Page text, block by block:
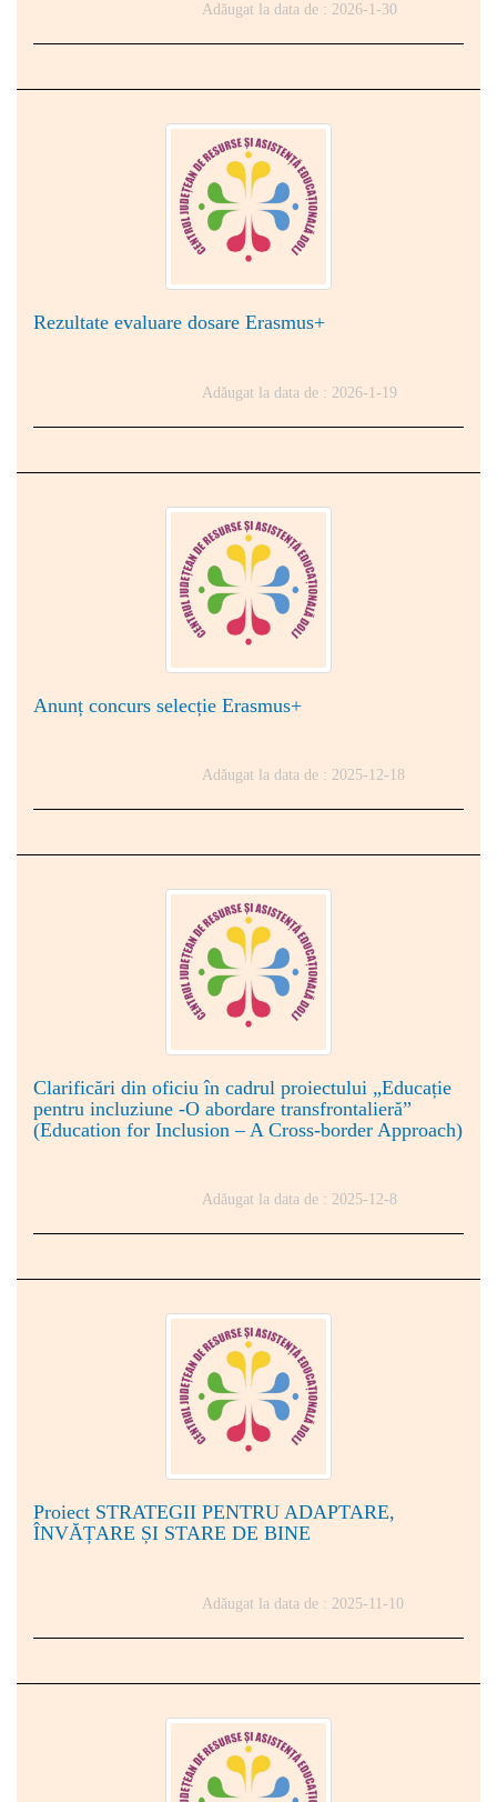
Adăugat la data de : 2026-1-30
Rezultate evaluare dosare Erasmus+
Adăugat la data de : 2026-1-19
Anunț concurs selecție Erasmus+
Adăugat la data de : 2025-12-18
Clarificări din oficiu în cadrul proiectului „Educație
pentru incluziune -O abordare transfrontalieră”
(Education for Inclusion – A Cross-border Approach)
Adăugat la data de : 2025-12-8
Proiect STRATEGII PENTRU ADAPTARE,
ÎNVĂȚARE ȘI STARE DE BINE
Adăugat la data de : 2025-11-10